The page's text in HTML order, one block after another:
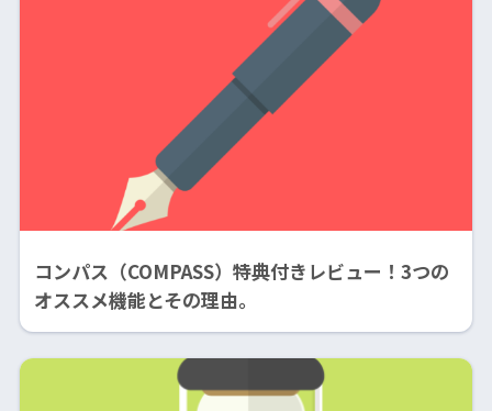
コンパス（COMPASS）特典付きレビュー！3つの
オススメ機能とその理由。